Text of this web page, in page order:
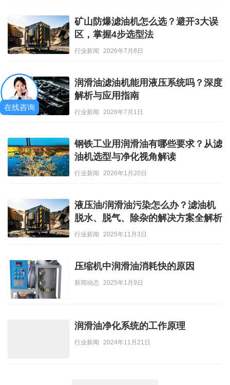
矿山防爆滤油机怎么选？避开3大误
区，掌握4步选型法
行业新闻 2026年7月8日
润滑油滤油机能用液压系统吗？深度
解析与应用指南
行业新闻 2026年7月1日
钢铁工业用润滑油有哪些要求？从滤
油机选型与净化视角解读
行业新闻 2026年1月20日
液压油/润滑油污染怎么办？滤油机
脱水、脱气、除杂的解决方案全解析
行业新闻 2025年11月3日
压缩机中润滑油消耗快的原因
新闻动态 2025年1月9日
润滑油净化系统的工作原理
行业新闻 2024年11月21日
在线咨询